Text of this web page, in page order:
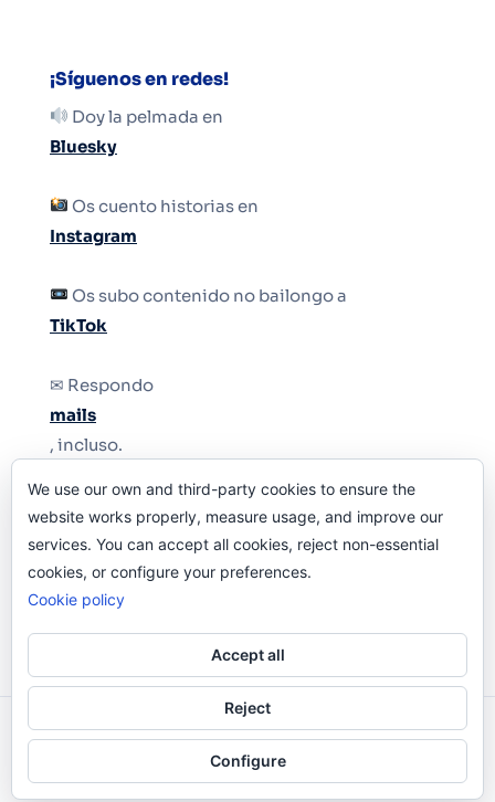
¡Síguenos en redes!
Doy la pelmada en
Bluesky
Os cuento historias en
Instagram
Os subo contenido no bailongo a
TikTok
✉ Respondo
mails
, incluso.
Y si una persona no puede tener teléfono, que
le quiten el teléfono.
Odi O'Malley © 2016-2025. Todos Los Derechos
Reservados.
We use our own and third-party cookies to ensure the
website works properly, measure usage, and improve our
services. You can accept all cookies, reject non-essential
cookies, or configure your preferences.
Cookie policy
Accept all
Reject
Configure